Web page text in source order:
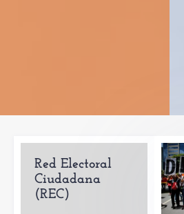
Red Electoral
Ciudadana
(REC)